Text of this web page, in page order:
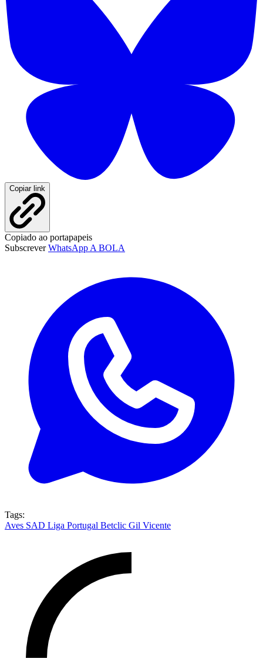
Copiar link
Copiado ao portapapeis
SubscreverWhatsApp A BOLA
Tags:
Aves SAD Liga Portugal Betclic Gil Vicente